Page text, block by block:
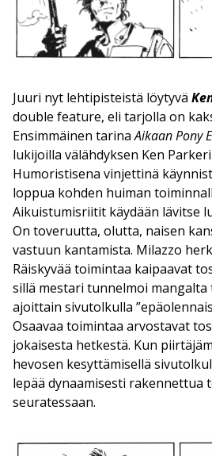
Juuri nyt lehtipisteistä löytyvä
double feature, eli tarjolla on
Ensimmäinen tarinaAikaan Pony
lukijoilla välähdyksen Ken
Humoristisena vinjettinä
loppua kohden huiman
Aikuistumisriitit käydään lävitse
On toveruutta, olutta, naisen
vastuun kantamista. Milazzo
Räiskyvää toimintaa kaipaavat
sillä mestari tunnelmoi
ajoittain sivutolkulla
Osaavaa toimintaa arvostavat
jokaisesta hetkestä. Kun
hevosen kesyttämisellä
lepää dynaamisesti rakennettua
seuratessaan.